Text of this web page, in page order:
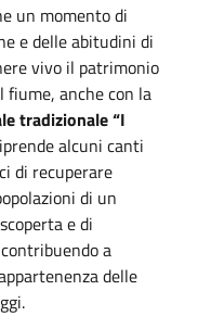
un momento di
e delle abitudini di
vivo il patrimonio
anche con la
tradizionale “I
alcuni canti
di recuperare
di un
e di
a
delle